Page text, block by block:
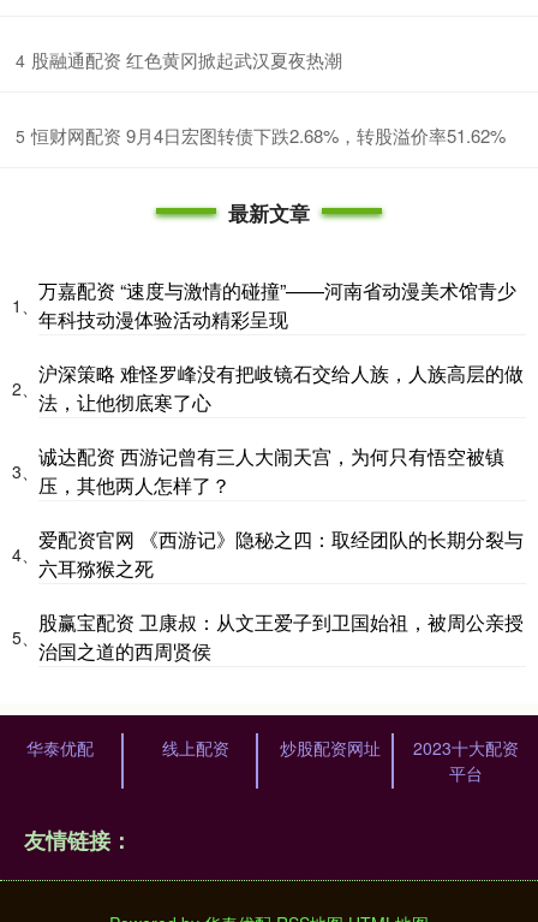
4 ​股融通配资 红色黄冈掀起武汉夏夜热潮
5 ​恒财网配资 9月4日宏图转债下跌2.68%，转股溢价率51.62%
最新文章
1、
万嘉配资 “速度与激情的碰撞”——河南省动漫美术馆青少
年科技动漫体验活动精彩呈现
2、
沪深策略 难怪罗峰没有把岐镜石交给人族，人族高层的做
法，让他彻底寒了心
3、
诚达配资 西游记曾有三人大闹天宫，为何只有悟空被镇
压，其他两人怎样了？
4、
爱配资官网 《西游记》隐秘之四：取经团队的长期分裂与
六耳猕猴之死
5、
股赢宝配资 卫康叔：从文王爱子到卫国始祖，被周公亲授
治国之道的西周贤侯
华泰优配 线上配资 炒股配资网址
2023十大配资
平台
友情链接：